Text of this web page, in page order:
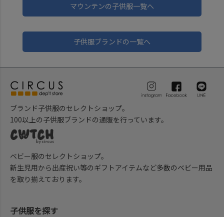
マウンテンの子供服一覧へ
子供服ブランドの一覧へ
ブランド子供服のセレクトショップ。
100以上の子供服ブランドの通販を行っています。
ベビー服のセレクトショップ。
新生児用から出産祝い等のギフトアイテムなど多数のベビー用品
を取り揃えております。
子供服を探す